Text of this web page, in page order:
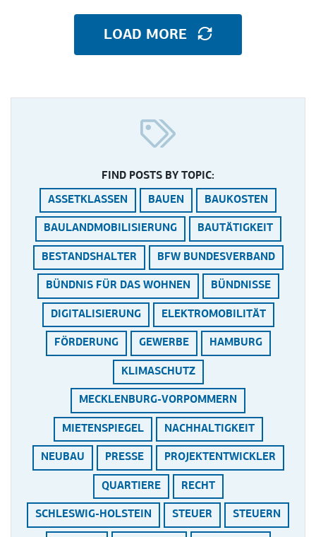
LOAD MORE
FIND POSTS BY TOPIC:
ASSETKLASSEN BAUEN BAUKOSTEN
BAULANDMOBILISIERUNG BAUTÄTIGKEIT
BESTANDSHALTER BFW BUNDESVERBAND
BÜNDNIS FÜR DAS WOHNEN BÜNDNISSE
DIGITALISIERUNG ELEKTROMOBILITÄT
FÖRDERUNG GEWERBE HAMBURG
KLIMASCHUTZ
MECKLENBURG-VORPOMMERN
MIETENSPIEGEL NACHHALTIGKEIT
NEUBAU PRESSE PROJEKTENTWICKLER
QUARTIERE RECHT
SCHLESWIG-HOLSTEIN STEUER STEUERN